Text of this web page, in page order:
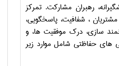
رهبران مشارکت. تمرکز
، شفافیت، پاسخگویی،
سازی، درک موفقیت ها، و
های حفاظتی شامل موارد زیر